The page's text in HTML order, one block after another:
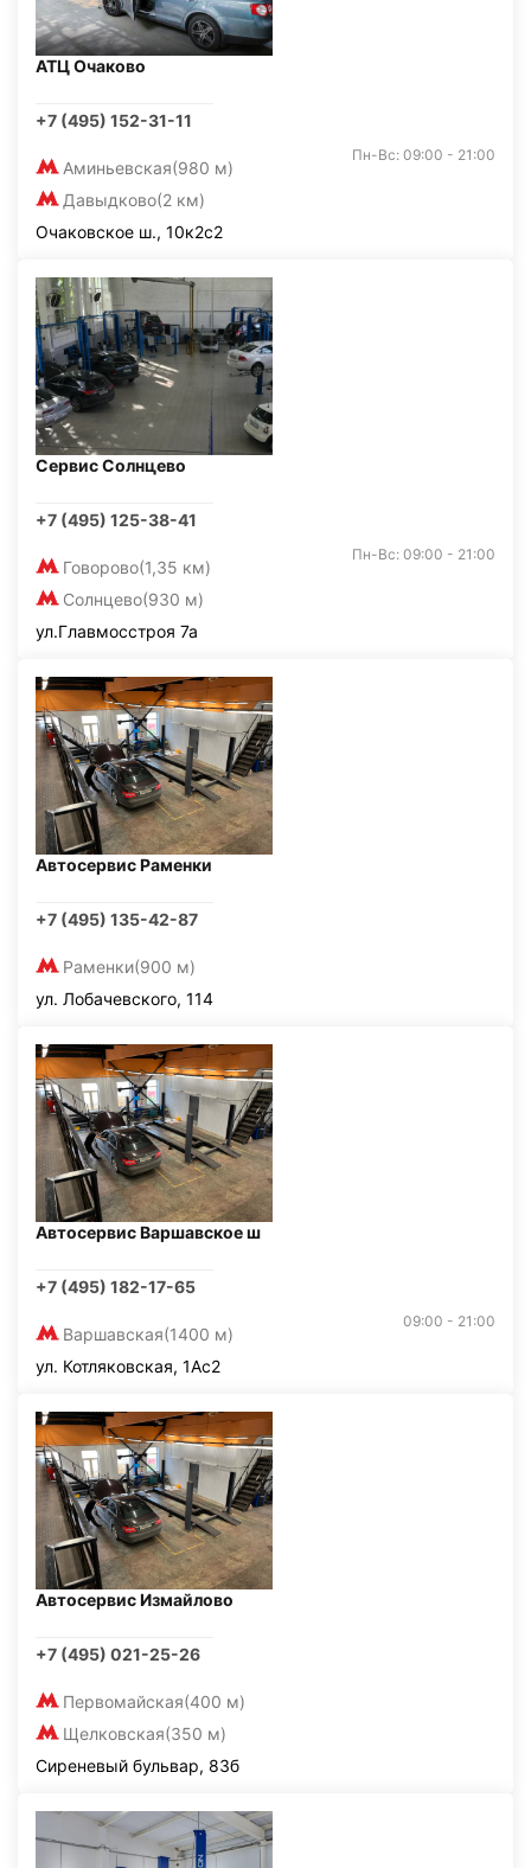
АТЦ Очаково
+7 (495) 152-31-11
Аминьевская(980 м)
Давыдково(2 км)
Пн-Вс: 09:00 - 21:00
Очаковское ш., 10к2с2
Сервис Солнцево
+7 (495) 125-38-41
Говорово(1,35 км)
Солнцево(930 м)
Пн-Вс: 09:00 - 21:00
ул.Главмосстроя 7а
Автосервис Раменки
+7 (495) 135-42-87
Раменки(900 м)
ул. Лобачевского, 114
Автосервис Варшавское ш
+7 (495) 182-17-65
Варшавская(1400 м)
09:00 - 21:00
ул. Котляковская, 1Ас2
Автосервис Измайлово
+7 (495) 021-25-26
Первомайская(400 м)
Щелковская(350 м)
Сиреневый бульвар, 83б